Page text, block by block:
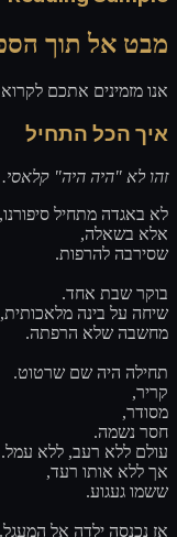
מבט אל תוך
אנו מזמינים אתכם
איך הכל התחיל
זהו לא "היה היה"
לא באגדה מתחיל סיפורנו,
אלא בשאלה,
שסירבה להרפות.
בוקר שבת אחד.
שיחה על בינה מלאכותית,
מחשבה שלא הרפתה.
תחילה היה שם שרטוט.
קריר,
מסודר,
חסר נשמה.
עולם ללא רעב, ללא עמל.
אך ללא אותו רעד,
ששמו געגוע.
אז נכנסה ילדה אל המעגל.